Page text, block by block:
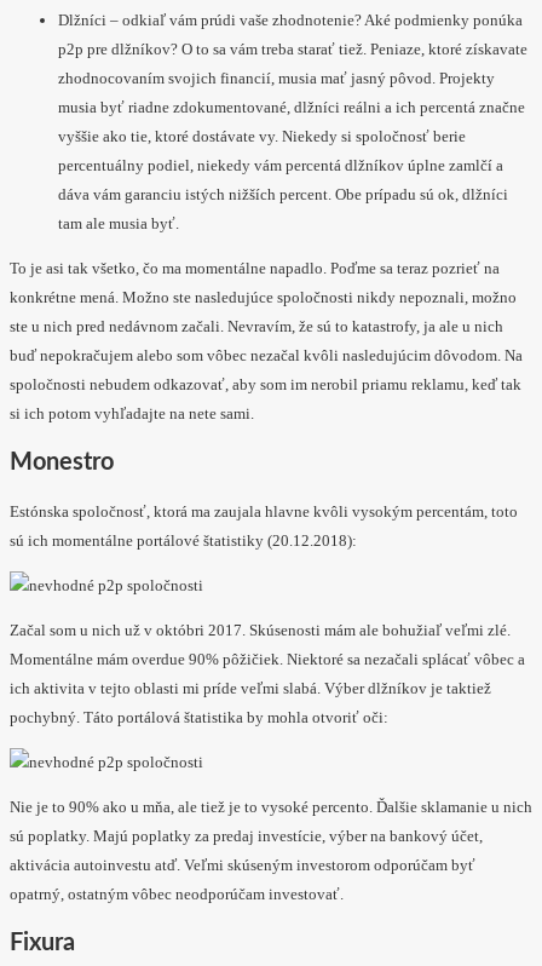
Dlžníci – odkiaľ vám prúdi vaše zhodnotenie? Aké podmienky ponúka
p2p pre dlžníkov? O to sa vám treba starať tiež. Peniaze, ktoré získavate
zhodnocovaním svojich financií, musia mať jasný pôvod. Projekty
musia byť riadne zdokumentované, dlžníci reálni a ich percentá značne
vyššie ako tie, ktoré dostávate vy. Niekedy si spoločnosť berie
percentuálny podiel, niekedy vám percentá dlžníkov úplne zamlčí a
dáva vám garanciu istých nižších percent. Obe prípadu sú ok, dlžníci
tam ale musia byť.
To je asi tak všetko, čo ma momentálne napadlo. Poďme sa teraz pozrieť na
konkrétne mená. Možno ste nasledujúce spoločnosti nikdy nepoznali, možno
ste u nich pred nedávnom začali. Nevravím, že sú to katastrofy, ja ale u nich
buď nepokračujem alebo som vôbec nezačal kvôli nasledujúcim dôvodom. Na
spoločnosti nebudem odkazovať, aby som im nerobil priamu reklamu, keď tak
si ich potom vyhľadajte na nete sami.
Monestro
Estónska spoločnosť, ktorá ma zaujala hlavne kvôli vysokým percentám, toto
sú ich momentálne portálové štatistiky (20.12.2018):
Začal som u nich už v októbri 2017. Skúsenosti mám ale bohužiaľ veľmi zlé.
Momentálne mám overdue 90% pôžičiek. Niektoré sa nezačali splácať vôbec a
ich aktivita v tejto oblasti mi príde veľmi slabá. Výber dlžníkov je taktiež
pochybný. Táto portálová štatistika by mohla otvoriť oči:
Nie je to 90% ako u mňa, ale tiež je to vysoké percento. Ďalšie sklamanie u nich
sú poplatky. Majú poplatky za predaj investície, výber na bankový účet,
aktivácia autoinvestu atď. Veľmi skúseným investorom odporúčam byť
opatrný, ostatným vôbec neodporúčam investovať.
Fixura